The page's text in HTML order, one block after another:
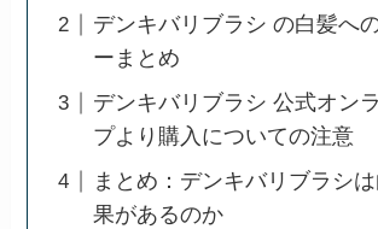
デンキバリブラシ の白髪へ
ーまとめ
デンキバリブラシ 公式オン
プより購入についての注意
まとめ：デンキバリブラシ
果があるのか